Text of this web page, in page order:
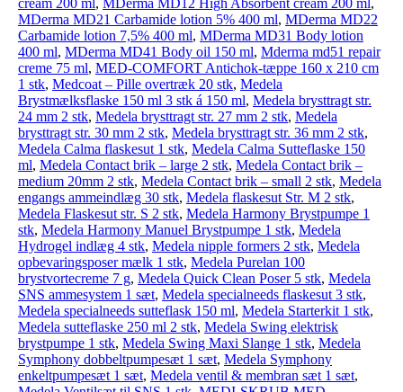
cream 200 ml, MDerma MD12 High Absorbent cream 200 ml,
MDerma MD21 Carbamide lotion 5% 400 ml, MDerma MD22
Carbamide lotion 7,5% 400 ml, MDerma MD31 Body lotion
400 ml, MDerma MD41 Body oil 150 ml, Mderma md51 repair
creme 75 ml, MED-COMFORT Antichok-tæppe 160 x 210 cm
1 stk, Medcoat – Pille overtræk 20 stk, Medela
Brystmælksflaske 150 ml 3 stk á 150 ml, Medela brysttragt str.
24 mm 2 stk, Medela brysttragt str. 27 mm 2 stk, Medela
brysttragt str. 30 mm 2 stk, Medela brysttragt str. 36 mm 2 stk,
Medela Calma flaskesut 1 stk, Medela Calma Sutteflaske 150
ml, Medela Contact brik – large 2 stk, Medela Contact brik –
medium 20mm 2 stk, Medela Contact brik – small 2 stk, Medela
engangs ammeindlæg 30 stk, Medela flaskesut Str. M 2 stk,
Medela Flaskesut str. S 2 stk, Medela Harmony Brystpumpe 1
stk, Medela Harmony Manuel Brystpumpe 1 stk, Medela
Hydrogel indlæg 4 stk, Medela nipple formers 2 stk, Medela
opbevaringsposer mælk 1 stk, Medela Purelan 100
brystvortecreme 7 g, Medela Quick Clean Poser 5 stk, Medela
SNS ammesystem 1 sæt, Medela specialneeds flaskesut 3 stk,
Medela specialneeds sutteflask 150 ml, Medela Starterkit 1 stk,
Medela sutteflaske 250 ml 2 stk, Medela Swing elektrisk
brystpumpe 1 stk, Medela Swing Maxi Slange 1 stk, Medela
Symphony dobbeltpumpesæt 1 sæt, Medela Symphony
enkeltpumpesæt 1 sæt, Medela ventil & membran sæt 1 sæt,